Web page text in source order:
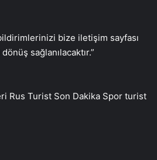
bize iletişim sayfası
sağlanılacaktır.”
Rus Turist Son Dakika Spor turist
Google Reklam Ajansı, SEO Ajansı